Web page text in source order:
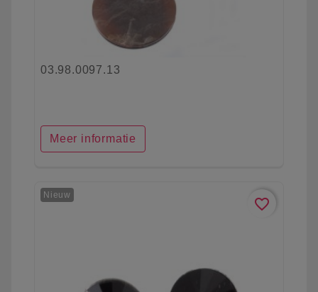
03.98.0097.13
Meer informatie
Nieuw
favorite_border